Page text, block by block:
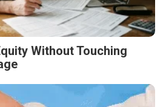
Without Touching